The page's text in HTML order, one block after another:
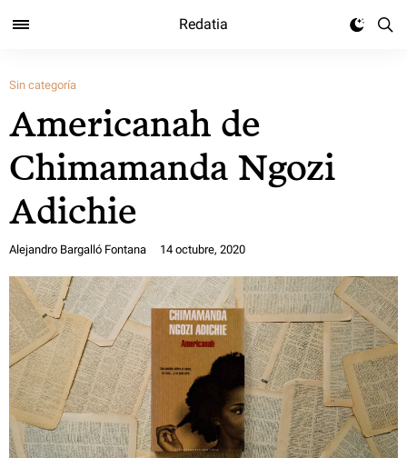
Redatia
Sin categoría
Americanah de
Chimamanda Ngozi
Adichie
Alejandro Bargalló Fontana 14 octubre, 2020